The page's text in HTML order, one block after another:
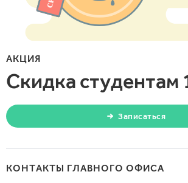
АКЦИЯ
Скидка студентам
Записаться
КОНТАКТЫ ГЛАВНОГО ОФИСА